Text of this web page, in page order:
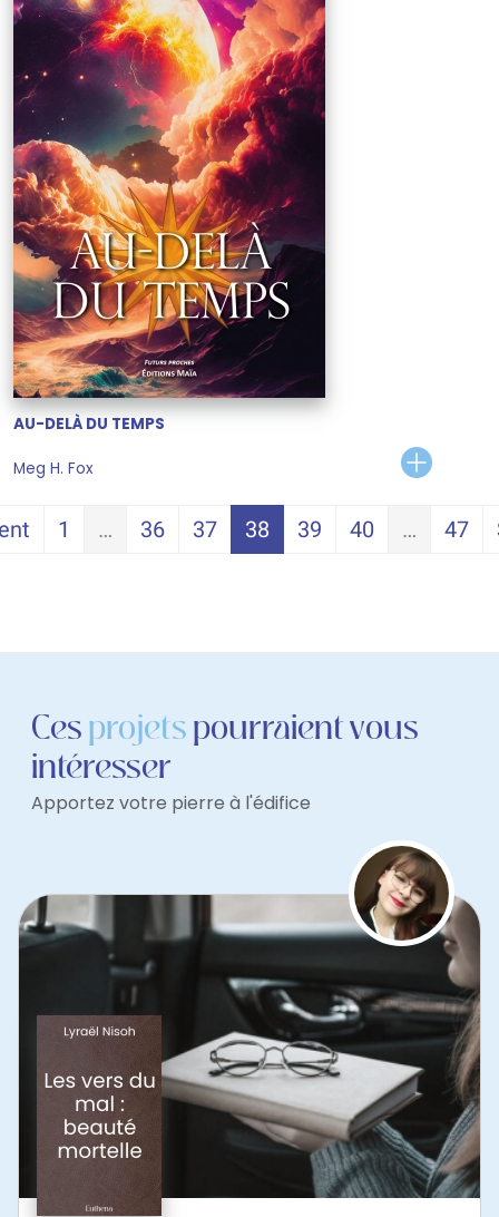
AU-DELÀ DU TEMPS
Meg H. Fox
1 … 36 37 38 39 40 … 47
Cesprojetspourraient vous
intéresser
Apportez votre pierre à l'édifice